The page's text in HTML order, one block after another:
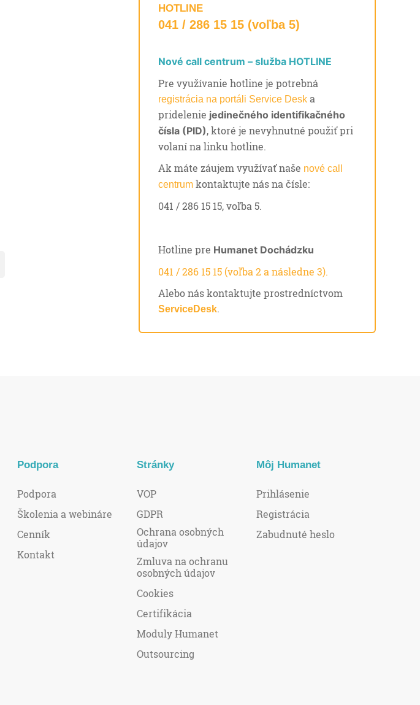
HOTLINE
041 / 286 15 15 (voľba 5)
Nové call centrum – služba HOTLINE
Pre využívanie hotline je potrebná
registrácia na portáli Service Desk a
pridelenie jedinečného identifikačného
čísla (PID), ktoré je nevyhnutné použiť pri
volaní na linku hotline.
Ak máte záujem využívať naše nové call
centrum kontaktujte nás na čísle:
041 / 286 15 15, voľba 5.
Hotline pre Humanet Dochádzku
041 / 286 15 15 (voľba 2 a následne 3).
Alebo nás kontaktujte prostredníctvom
ServiceDesk.
Podpora
Podpora
Školenia a webináre
Cenník
Kontakt
Stránky
VOP
GDPR
Ochrana osobných
údajov
Zmluva na ochranu
osobných údajov
Cookies
Certifikácia
Moduly Humanet
Outsourcing
Môj Humanet
Prihlásenie
Registrácia
Zabudnuté heslo